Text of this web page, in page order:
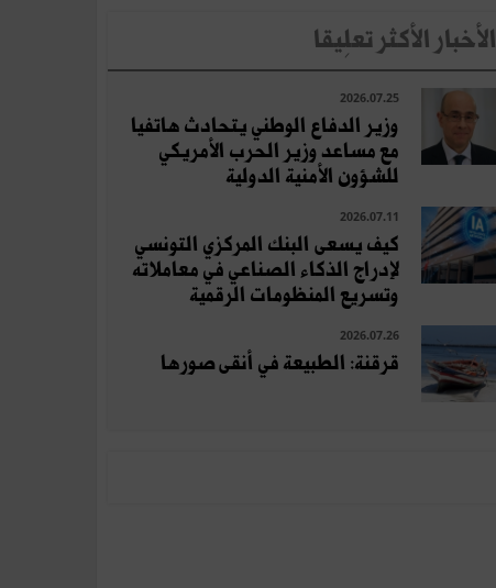
الأخبار الأكثر تعلِيقا
2026.07.25
وزير الدفاع الوطني يتحادث هاتفيا
مع مساعد وزير الحرب الأمريكي
للشؤون الأمنية الدولية
2026.07.11
كيف يسعى البنك المركزي التونسي
لإدراج الذكاء الصناعي في معاملاته
وتسريع المنظومات الرقمية
2026.07.26
قرقنة: الطبيعة في أنقى صورها